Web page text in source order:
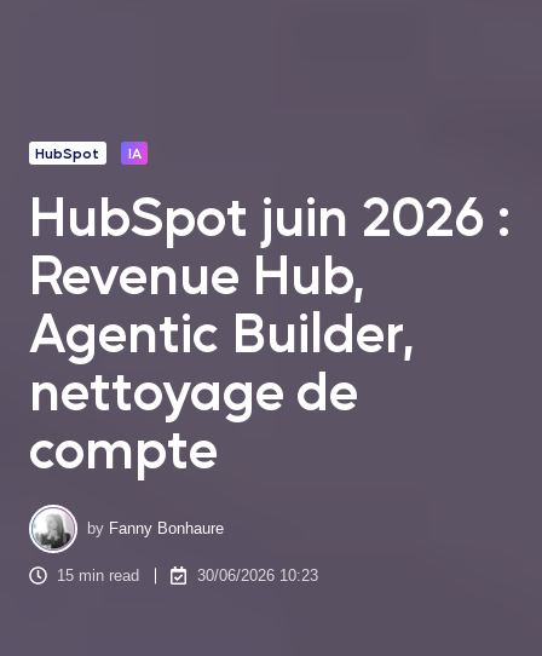
HubSpot IA
HubSpot juin 2026 :
Revenue Hub,
Agentic Builder,
nettoyage de
compte
by Fanny Bonhaure
15 min read 30/06/2026 10:23